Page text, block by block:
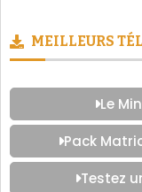
MEILLEURS
Le
Pack
Testez